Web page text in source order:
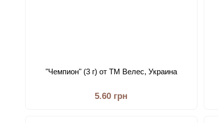
"Чемпион" (3 г) от ТМ Велес, Украина
5.60 грн